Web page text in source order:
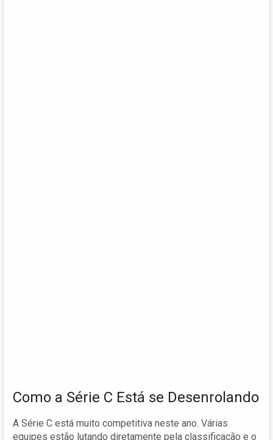
Como a Série C Está se Desenrolando
A Série C está muito competitiva neste ano. Várias
equipes estão lutando diretamente pela classificação e o